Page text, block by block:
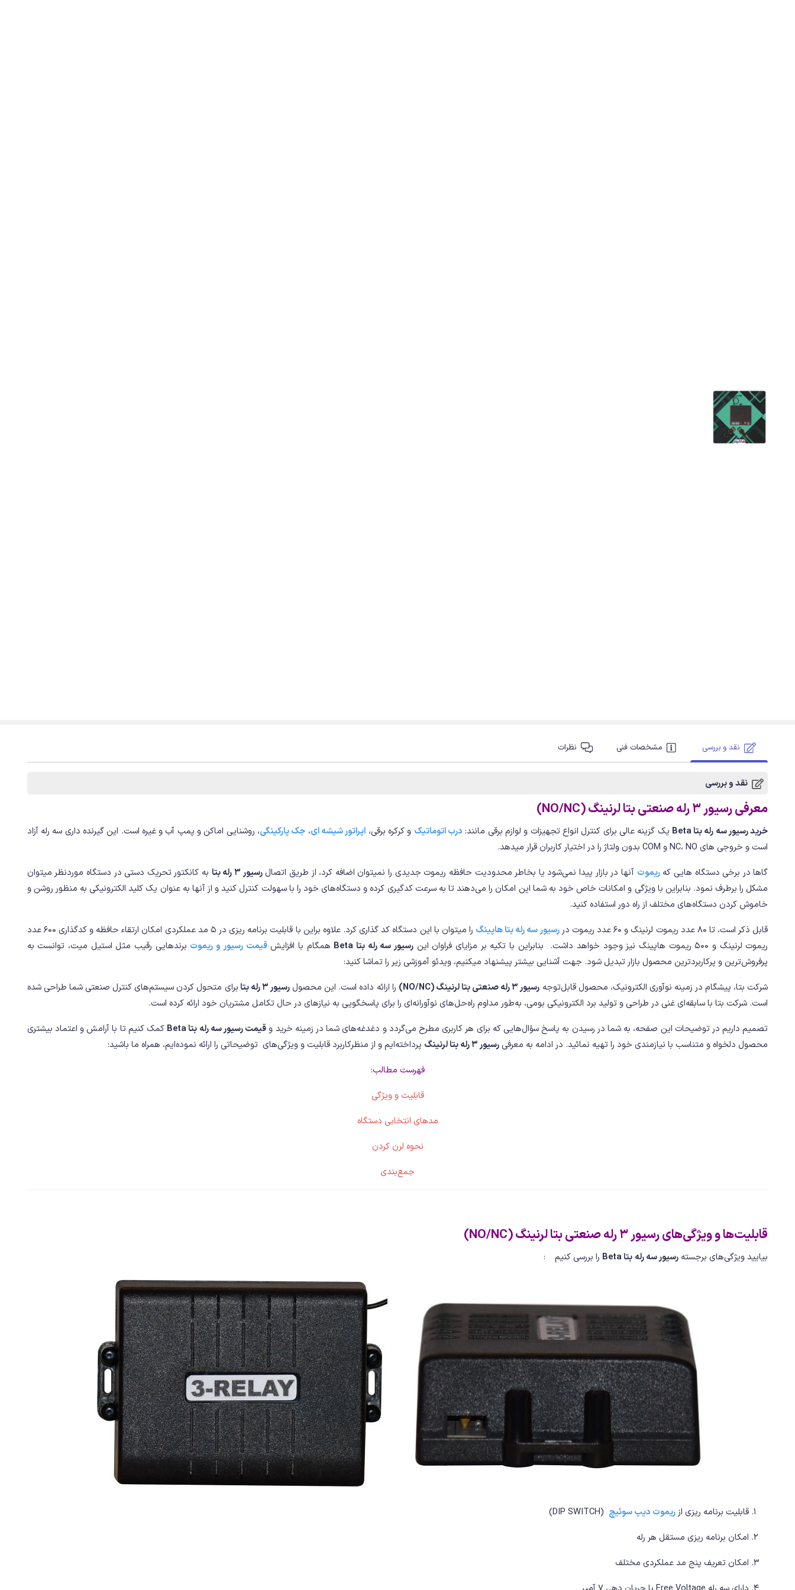
نقد و بررسی مشخصات فنی نظرات
نقد و بررسی
معرفی رسیور 3 رله صنعتی بتا لرنینگ (NO/NC)
خرید رسیور سه رله بتا Beta یک گزینه عالی برای کنترل انواع تجهیزات و لوازم برقی مانند: درب اتوماتیک و کرکره برقی، اپراتور شیشه ای، جک پارکینگی، روشنایی اماکن و پمپ آب و غیره است. این گیرنده داری سه رله آزاد
است و خروجی های NC، NO و COM بدون ولتاژ را در اختیار کاربران قرار میدهد.
گاها در برخی دستگاه هایی کهریموت آنها در بازار پیدا نمی‌شود یا بخاطر محدودیت حافظه ریموت جدیدی را نمیتوان اضافه کرد، از طریق اتصالرسیور 3 رله بتا
به کانکتور تحریک دستی در دستگاه موردنظر میتوان
مشکل را برطرف نمود. بنابراین با ویژگی‌ و امکانات خاص خود به شما این امکان را می‌دهند تا به سرعت کدگیری کرده و دستگاه‌های خود را با سهولت کنترل کنید و از آنها به عنوان یک کلید الکترونیکی به منظور روشن و
خاموش کردن دستگاه‌های مختلف از راه دور استفاده کنید.
قابل ذکر است، تا 80 عدد ریموت لرنینگ و 60 عدد ریموت در
رسیور سه رله بتا هاپینگ
را میتوان با این دستگاه کد گذاری کرد. علاوه براین با قابلیت برنامه ریزی در 5 مد عملکردی امکان ارتقاء حافظه و کدگذاری 600 عدد
ریموت لرنینگ و 500 ریموت هاپینگ نیز وجود خواهد داشت. بنابراین با تکیه بر مزایای فراوان این
رسیور سه رله بتا Beta همگام با افزایشقیمت رسیور و ریموت برندهایی رقیب مثل استیل میت، توانست به
پرفروش‌ترین و پرکاربردترین محصول بازار تبدیل شود. جهت آشنایی بیشتر پیشنهاد میکنیم، ویدئو آموزشی زیر را تماشا کنید:
شرکت بتا، پیشگام در زمینه نوآوری الکترونیک، محصول قابل‌توجه رسیور 3 رله صنعتی بتا لرنینگ (NO/NC) را ارائه داده است. این محصولرسیور 3 رله بتا
برای متحول کردن سیستم‌های کنترل صنعتی شما طراحی شده
است. شرکت بتا با سابقه‌ای غنی در طراحی و تولید برد الکترونیکی بومی، به‌طور مداوم راه‌حل‌های نوآورانه‌ای را برای پاسخگویی به نیازهای در حال تکامل مشتریان خود ارائه کرده است.
تصمیم داریم در توضیحات این صفحه، به شما در رسیدن به پاسخ سؤال‌هایی که برای هر کاربری مطرح می‌گردد و دغدغه‌های شما در زمینه خرید وقیمت رسیور سه رله بتا Beta
کمک کنیم تا با آرامش و اعتماد بیشتری
محصول دلخواه و متناسب با نیازمندی خود را تهیه نمائید. در ادامه به معرفیرسیور 3 رله بتا لرنینگ
پرداخته‌ایم و از منظرکاربرد قابلیت و ویژگی‌های توضیحاتی را ارائه نموده‌ایم، همراه ما باشید:
فهرست مطالب:
قابلیت‌ و ویژگی‌
مدهای انتخابی دستگاه
نحوه لرن کردن
جمع‌بندی
قابلیت‌ها و ویژگی‌های رسیور 3 رله صنعتی بتا لرنینگ (NO/NC)
بیایید ویژگی‌های برجسته رسیور سه رله بتا Beta را بررسی کنیم :
قابلیت برنامه ریزی ازریموت دیپ سوئیچ (DIP SWITCH)
امکان برنامه ریزی مستقل هر رله
امکان تعریف پنج مد عملکردی مختلف